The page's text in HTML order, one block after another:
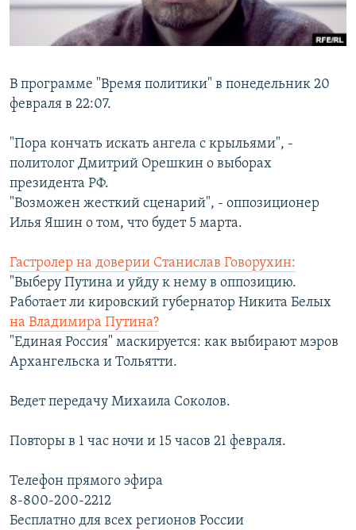
Все сайты РСЕ/РС
В программе "Время политики" в понедельник 20
февраля в 22:07.
"Пора кончать искать ангела с крыльями", -
политолог Дмитрий Орешкин о выборах
президента РФ.
"Возможен жесткий сценарий", - оппозиционер
Илья Яшин о том, что будет 5 марта.
Гастролер на доверии Станислав Говорухин:
"Выберу Путина и уйду к нему в оппозицию.
Работает ли кировский губернатор Никита Белых
на Владимира Путина?
"Единая Россия" маскируется: как выбирают мэров
Архангельска и Тольятти.
Ведет передачу Михаила Соколов.
Повторы в 1 час ночи и 15 часов 21 февраля.
Телефон прямого эфира
8-800-200-2212
Бесплатно для всех регионов России